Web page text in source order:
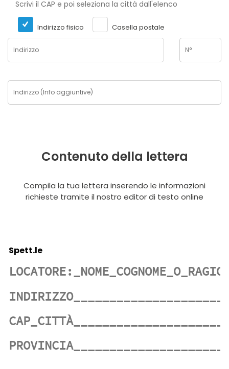
Scrivi il CAP e poi seleziona la città dall'elenco
Indirizzo fisico Casella postale
Contenuto della lettera
Compila la tua lettera inserendo le informazioni
richieste tramite il nostro editor di testo online
Spett.le